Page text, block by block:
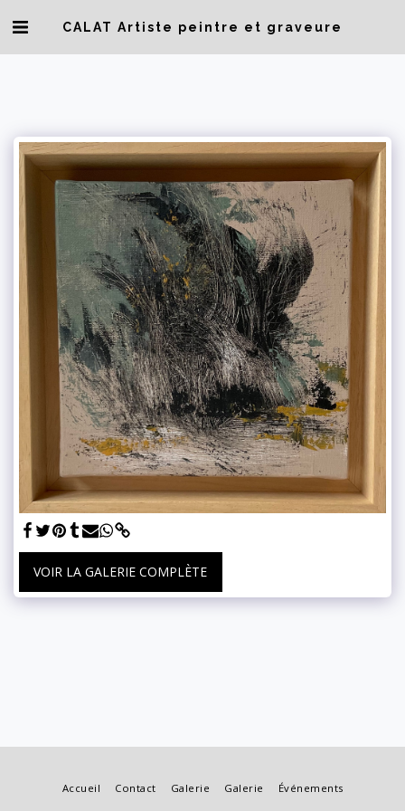
CALAT Artiste peintre et graveure
VOIR LA GALERIE COMPLÈTE
Accueil Contact Galerie Galerie Événements